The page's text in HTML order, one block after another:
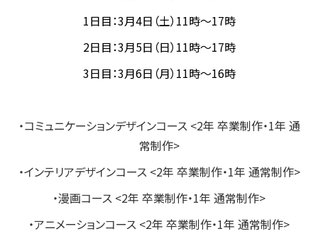
1日目：3月4日（土）11時～17時
2日目：3月5日（日）11時～17時
3日目：3月6日（月）11時～16時
・コミュニケーションデザインコース <2年 卒業制作・1年 通
常制作>
・インテリアデザインコース <2年 卒業制作・1年 通常制作>
・漫画コース <2年 卒業制作・1年 通常制作>
・アニメーションコース <2年 卒業制作・1年 通常制作>